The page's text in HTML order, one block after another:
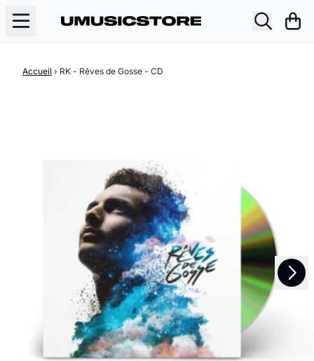
Accueil › RK - Rêves de Gosse - CD
Suivant